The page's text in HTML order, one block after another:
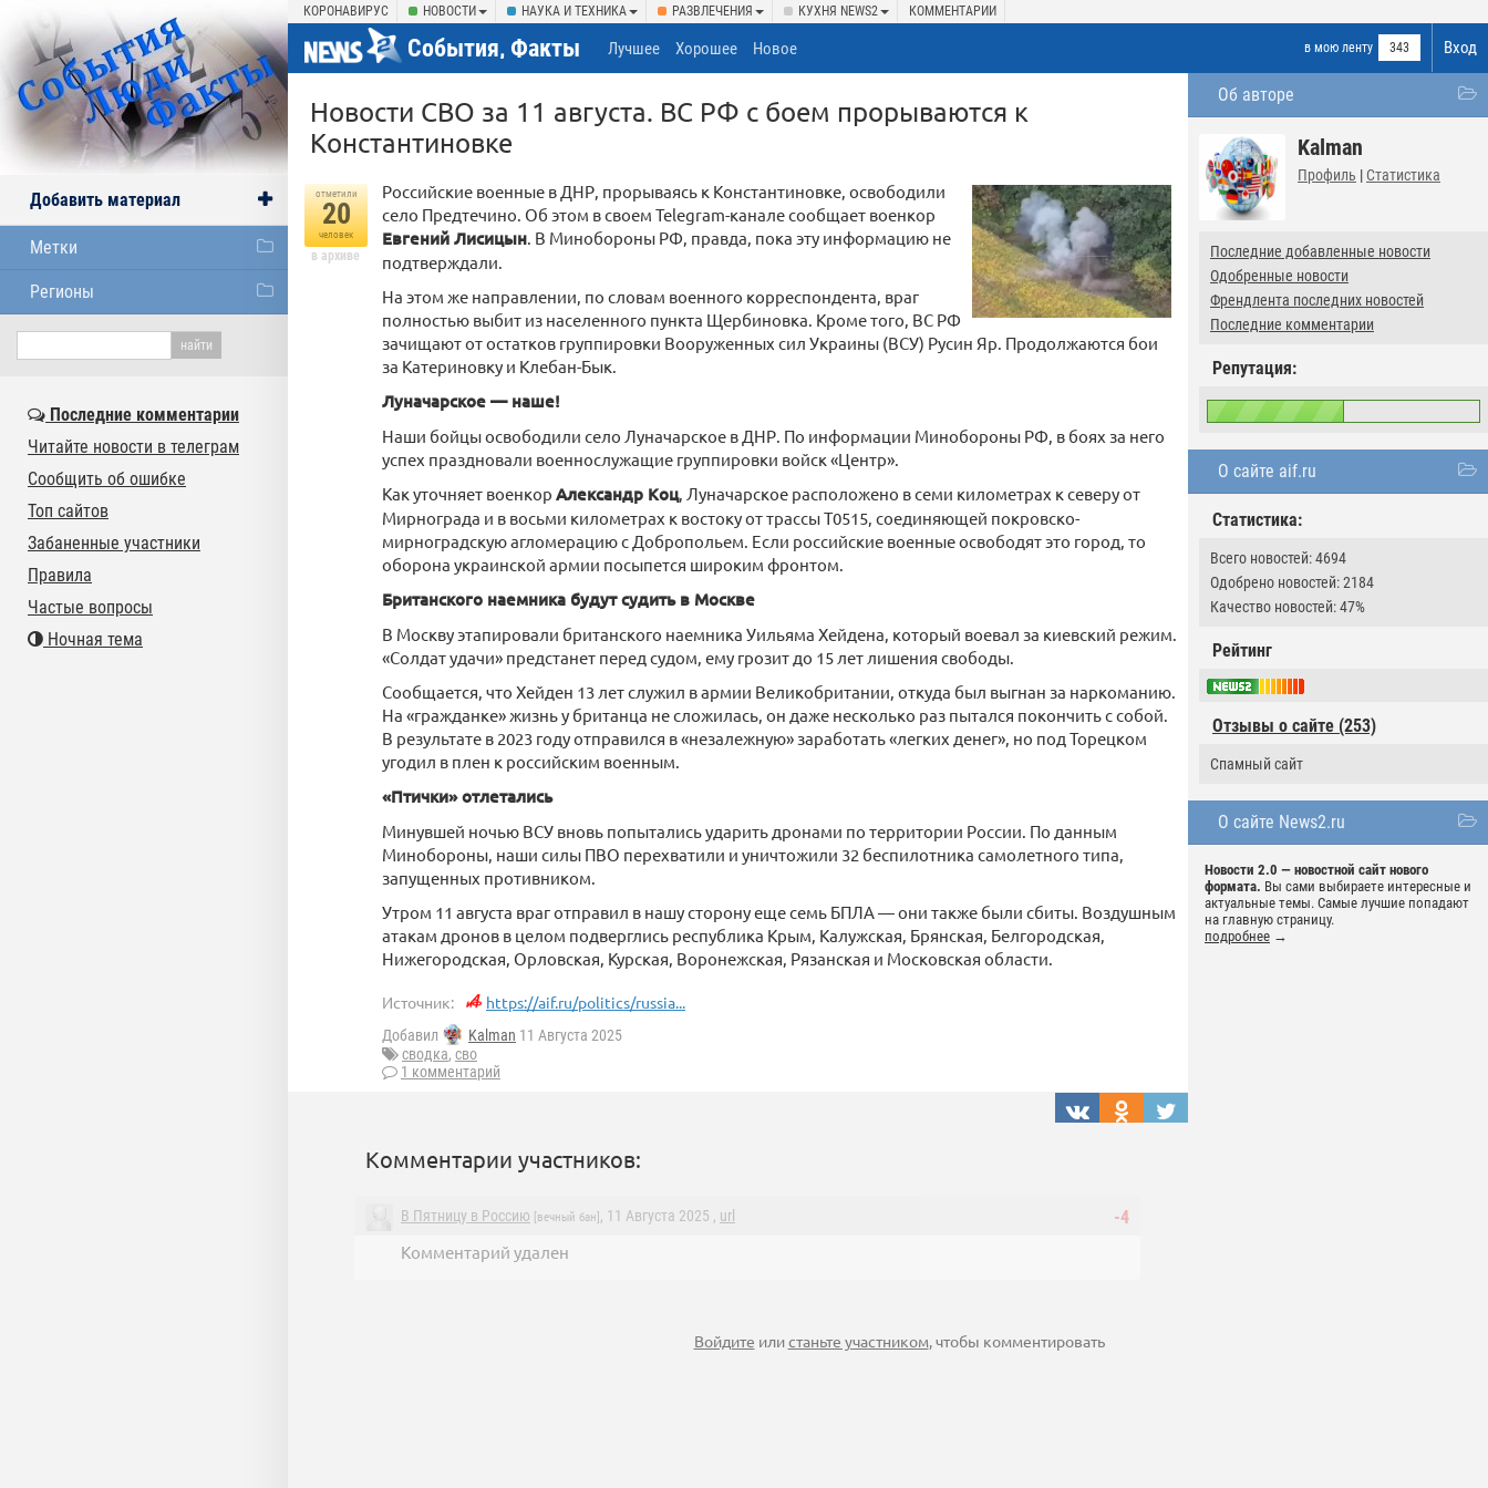
КОРОНАВИРУС НОВОСТИ НАУКА И ТЕХНИКА РАЗВЛЕЧЕНИЯ КУХНЯ NEWS2 КОММЕНТАРИИ
Вход
События, Факты в мою ленту 343
Лучшее Хорошее Новое
Об авторе
Kalman
Профиль | Статистика
Последние добавленные новости
Одобренные новости
Френдлента последних новостей
Последние комментарии
Репутация:
О сайте aif.ru
Статистика:
Всего новостей: 4694
Одобрено новостей: 2184
Качество новостей: 47%
Рейтинг
Отзывы о сайте (253)
Спамный сайт
О сайте News2.ru
Новости 2.0 — новостной сайт нового
формата. Вы сами выбираете интересные и
актуальные темы. Самые лучшие попадают
на главную страницу.
подробнее →
Новости СВО за 11 августа. ВС РФ с боем прорываются к
Константиновке
отметили
20
человек
в архиве
Российские военные в ДНР, прорываясь к Константиновке, освободили
село Предтечино. Об этом в своем Telegram-канале сообщает военкор
Евгений Лисицын. В Минобороны РФ, правда, пока эту информацию не
подтверждали.
На этом же направлении, по словам военного корреспондента, враг
полностью выбит из населенного пункта Щербиновка. Кроме того, ВС РФ
зачищают от остатков группировки Вооруженных сил Украины (ВСУ) Русин Яр. Продолжаются бои
за Катериновку и Клебан-Бык.
Луначарское — наше!
Наши бойцы освободили село Луначарское в ДНР. По информации Минобороны РФ, в боях за него
успех праздновали военнослужащие группировки войск «Центр».
Как уточняет военкор Александр Коц, Луначарское расположено в семи километрах к северу от
Мирнограда и в восьми километрах к востоку от трассы Т0515, соединяющей покровско-
мирноградскую агломерацию с Добропольем. Если российские военные освободят это город, то
оборона украинской армии посыпется широким фронтом.
Британского наемника будут судить в Москве
В Москву этапировали британского наемника Уильяма Хейдена, который воевал за киевский режим.
«Солдат удачи» предстанет перед судом, ему грозит до 15 лет лишения свободы.
Сообщается, что Хейден 13 лет служил в армии Великобритании, откуда был выгнан за наркоманию.
На «гражданке» жизнь у британца не сложилась, он даже несколько раз пытался покончить с собой.
В результате в 2023 году отправился в «незалежную» заработать «легких денег», но под Торецком
угодил в плен к российским военным.
«Птички» отлетались
Минувшей ночью ВСУ вновь попытались ударить дронами по территории России. По данным
Минобороны, наши силы ПВО перехватили и уничтожили 32 беспилотника самолетного типа,
запущенных противником.
Утром 11 августа враг отправил в нашу сторону еще семь БПЛА — они также были сбиты. Воздушным
атакам дронов в целом подверглись республика Крым, Калужская, Брянская, Белгородская,
Нижегородская, Орловская, Курская, Воронежская, Рязанская и Московская области.
Источник: https://aif.ru/politics/russia...
Добавил Kalman 11 Августа 2025
сводка, сво
1 комментарий
Комментарии участников:
-4
В Пятницу в Россию [вечный бан] , 11 Августа 2025 , url
Комментарий удален
Войдите илистаньте участником, чтобы комментировать
Добавить материал
Метки
Регионы
Последние комментарии
Читайте новости в телеграм
Сообщить об ошибке
Топ сайтов
Забаненные участники
Правила
Частые вопросы
Ночная тема